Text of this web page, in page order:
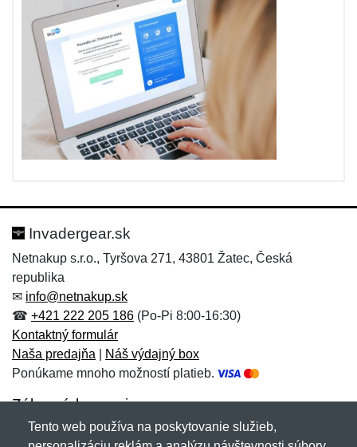
Invadergear.sk
Netnakup s.r.o., Tyršova 271, 43801 Žatec, Česká
republika
✉ info@netnakup.sk
☎ +421 222 205 186 (Po-Pi 8:00-16:30)
Kontaktný formulár
Naša predajňa
Náš výdajný box
Ponúkame mnoho možností platieb.
Zákaznícky servis
Novinky emailom
Tento web používa na poskytovanie služieb,